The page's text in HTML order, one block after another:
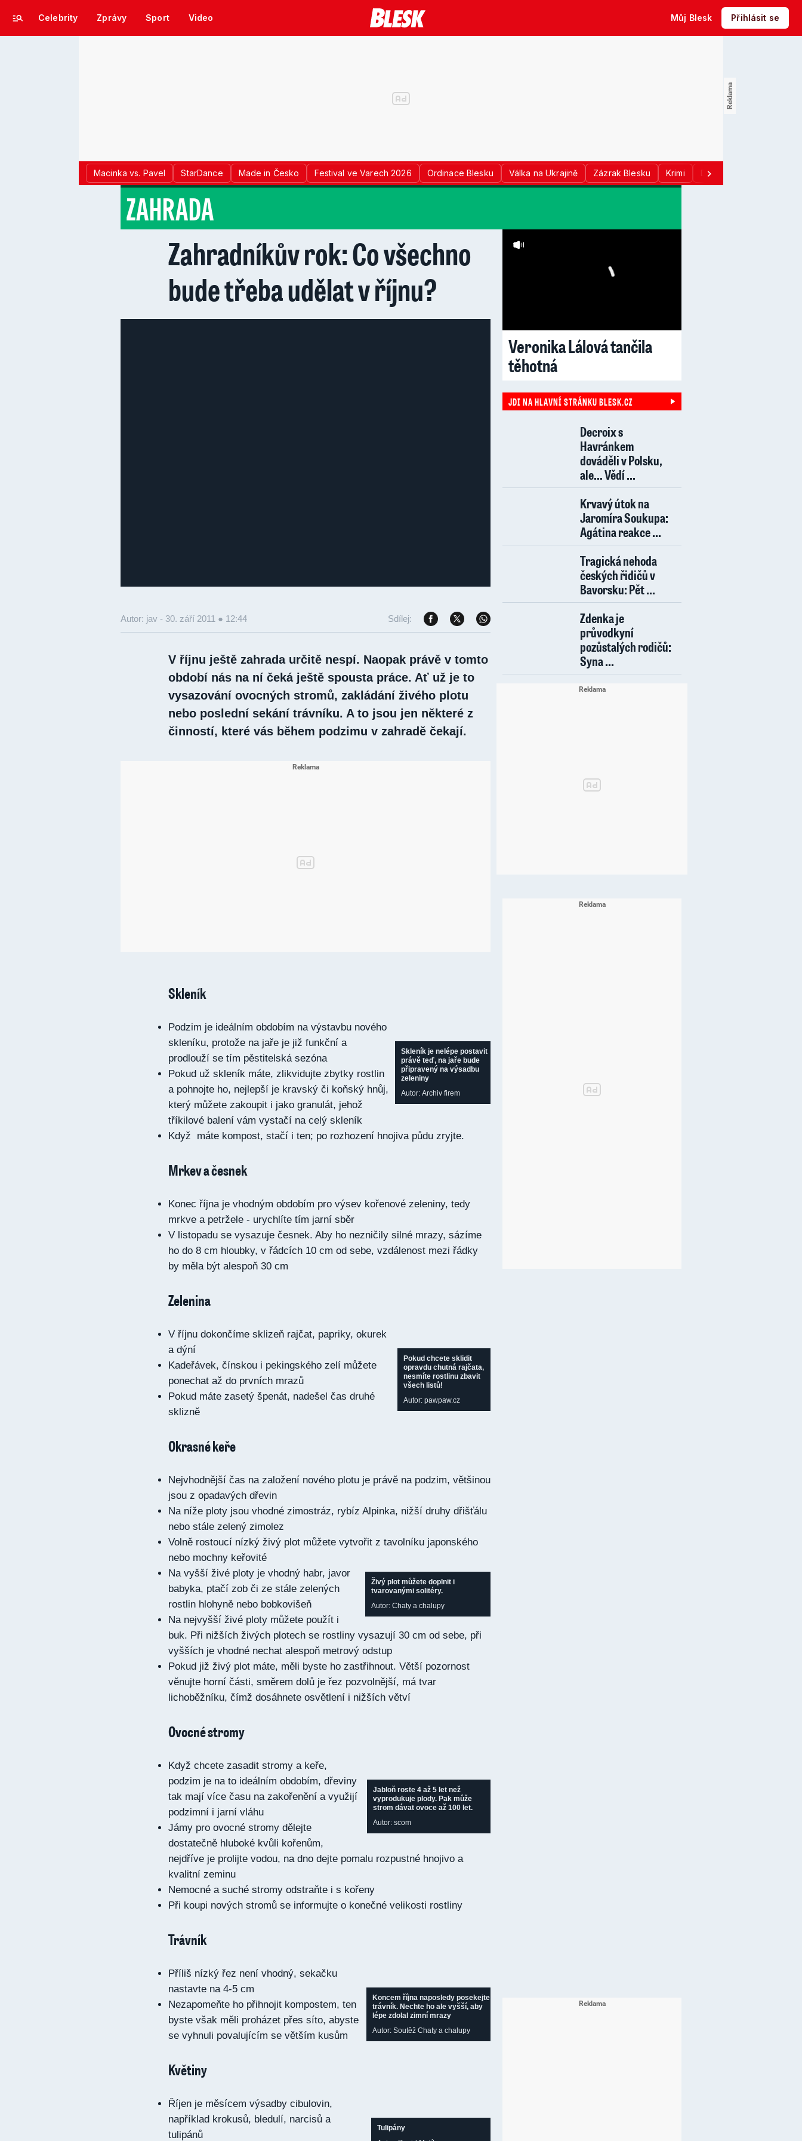
Celebrity Zprávy Sport Video Můj Blesk Přihlásit se
Macinka vs. Pavel StarDance Made in Česko Festival ve Varech 2026 Ordinace Blesku Válka na Ukrajině Zázrak Blesku Krimi Donald Trump
ZAHRADA
Zahradníkův rok: Co všechno
bude třeba udělat v říjnu?
Autor: jav - 30. září 2011 ● 12:44 Sdílej:
V říjnu ještě zahrada určitě nespí. Naopak právě v tomto
období nás na ní čeká ještě spousta práce. Ať už je to
vysazování ovocných stromů, zakládání živého plotu
nebo poslední sekání trávníku. A to jsou jen některé z
činností, které vás během podzimu v zahradě čekají.
Skleník
Skleník je nelépe postavit
právě teď, na jaře bude
připravený na výsadbu
zeleniny
Autor: Archiv firem
Podzim je ideálním obdobím na výstavbu nového
skleníku, protože na jaře je již funkční a
prodlouží se tím pěstitelská sezóna
Pokud už skleník máte, zlikvidujte zbytky rostlin
a pohnojte ho, nejlepší je kravský či koňský hnůj,
který můžete zakoupit i jako granulát, jehož
tříkilové balení vám vystačí na celý skleník
Když máte kompost, stačí i ten; po rozhození hnojiva půdu zryjte.
Mrkev a česnek
Konec října je vhodným obdobím pro výsev kořenové zeleniny, tedy
mrkve a petržele - urychlíte tím jarní sběr
V listopadu se vysazuje česnek. Aby ho nezničily silné mrazy, sázíme
ho do 8 cm hloubky, v řádcích 10 cm od sebe, vzdálenost mezi řádky
by měla být alespoň 30 cm
Zelenina
Pokud chcete sklidit
opravdu chutná rajčata,
nesmíte rostlinu zbavit
všech listů!
Autor: pawpaw.cz
V říjnu dokončíme sklizeň rajčat, papriky, okurek
a dýní
Kadeřávek, čínskou i pekingského zelí můžete
ponechat až do prvních mrazů
Pokud máte zasetý špenát, nadešel čas druhé
sklizně
Okrasné keře
Nejvhodnější čas na založení nového plotu je právě na podzim, většinou
jsou z opadavých dřevin
Na níže ploty jsou vhodné zimostráz, rybíz Alpinka, nižší druhy dřišťálu
nebo stále zelený zimolez
Volně rostoucí nízký živý plot můžete vytvořit z tavolníku japonského
Živý plot můžete doplnit i
tvarovanými solitéry.
Autor: Chaty a chalupy
nebo mochny keřovité
Na vyšší živé ploty je vhodný habr, javor
babyka, ptačí zob či ze stále zelených
rostlin hlohyně nebo bobkovišeň
Na nejvyšší živé ploty můžete použít i
buk. Při nižších živých plotech se rostliny vysazují 30 cm od sebe, při
vyšších je vhodné nechat alespoň metrový odstup
Pokud již živý plot máte, měli byste ho zastřihnout. Větší pozornost
věnujte horní části, směrem dolů je řez pozvolnější, má tvar
lichoběžníku, čímž dosáhnete osvětlení i nižších větví
Ovocné stromy
Jabloň roste 4 až 5 let než
vyprodukuje plody. Pak může
strom dávat ovoce až 100 let.
Autor: scom
Když chcete zasadit stromy a keře,
podzim je na to ideálním obdobím, dřeviny
tak mají více času na zakořenění a využijí
podzimní i jarní vláhu
Jámy pro ovocné stromy dělejte
dostatečně hluboké kvůli kořenům,
nejdříve je prolijte vodou, na dno dejte pomalu rozpustné hnojivo a
kvalitní zeminu
Nemocné a suché stromy odstraňte i s kořeny
Při koupi nových stromů se informujte o konečné velikosti rostliny
Trávník
Koncem října naposledy posekejte
trávník. Nechte ho ale vyšší, aby
lépe zdolal zimní mrazy
Autor: Soutěž Chaty a chalupy
Příliš nízký řez není vhodný, sekačku
nastavte na 4-5 cm
Nezapomeňte ho přihnojit kompostem, ten
byste však měli proházet přes síto, abyste
se vyhnuli povalujícím se větším kusům
Květiny
Říjen je měsícem výsadby cibulovin,
Tulipány
například krokusů, bledulí, narcisů a
tulipánů
Veronika Lálová tančila
těhotná
JDI NA HLAVNÍ STRÁNKU BLESK.CZ
Decroix s
Havránkem
dováděli v Polsku,
ale… Vědí ...
Krvavý útok na
Jaromíra Soukupa:
Agátina reakce ...
Tragická nehoda
českých řidičů v
Bavorsku: Pět ...
Zdenka je
průvodkyní
pozůstalých rodičů:
Syna ...